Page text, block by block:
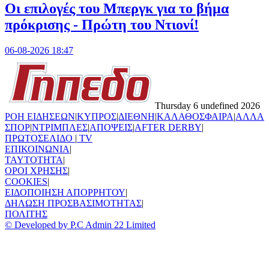
Οι επιλογές του Μπεργκ για το βήμα
πρόκρισης - Πρώτη του Ντιονί!
06-08-2026 18:47
Thursday 6 undefined 2026
ΡΟΗ ΕΙΔΗΣΕΩΝ|ΚΥΠΡΟΣ|ΔΙΕΘΝΗ|ΚΑΛΑΘΟΣΦΑΙΡΑ|ΑΛΛΑ
ΣΠΟΡ|ΝΤΡΙΜΠΛΕΣ|ΑΠΟΨΕΙΣ|AFTER DERBY|
ΠΡΩΤΟΣΕΛΙΔΟ | TV
ΕΠΙΚΟΙΝΩΝΙΑ|
TAYTOTHTA|
ΟΡΟΙ ΧΡΗΣΗΣ|
COOKIES|
ΕΙΔΟΠΟΙΗΣΗ ΑΠΟΡΡΗΤΟΥ|
ΔΗΛΩΣΗ ΠΡΟΣΒΑΣΙΜΟΤΗΤΑΣ|
ΠΟΛΙΤΗΣ
© Developed by P.C Admin 22 Limited